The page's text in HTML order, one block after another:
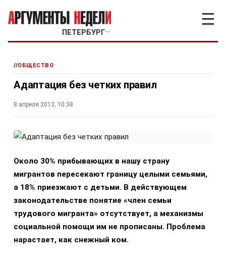
ПЕТЕРБУРГ﹀
☰
//ОБЩЕСТВО
Адаптация без четких правил
8 апреля 2013, 10:38
Около 30% прибывающих в нашу страну
мигрантов пересекают границу целыми семьями,
а 18% приезжают с детьми. В действующем
законодательстве понятие «член семьи
трудового мигранта» отсутствует, а механизмы
социальной помощи им не прописаны. Проблема
нарастает, как снежный ком.